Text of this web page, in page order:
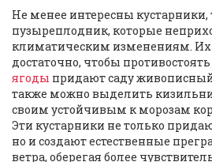
Не менее интересны кустарники,
пузыреплодник, которые
климатическим изменениям.
достаточно, чтобы
ягоды придают саду
также можно выделить
своим устойчивым к морозам
Эти кустарники не только
но и создают естественные
ветра, оберегая более